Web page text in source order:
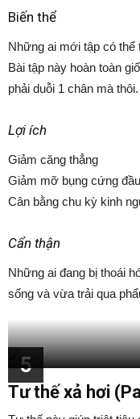
Biến thể
Những ai mới tập có thể
Bài tập này hoàn toàn
phải duỗi 1 chân mà thôi.
Lợi ích
Giảm căng thẳng
Giảm mỡ bụng cứng đầu
Cân bằng chu kỳ kinh
Cẩn thận
Những ai đang bị thoái
sống và vừa trải qua
5
Tư thế xả hơi